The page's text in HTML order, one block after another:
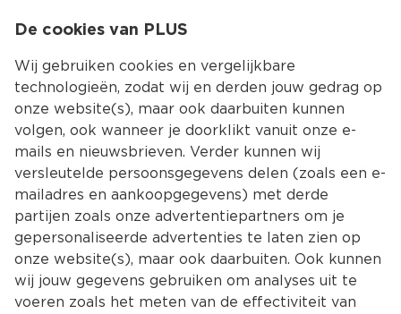
Kies jouw
Recepten zoeken
Filter Nieuwste
De cookies van PLUS
Wij gebruiken cookies en vergelijkbare
technologieën, zodat wij en derden jouw gedrag op
onze website(s), maar ook daarbuiten kunnen
volgen, ook wanneer je doorklikt vanuit onze e-
mails en nieuwsbrieven. Verder kunnen wij
versleutelde persoonsgegevens delen (zoals een e-
mailadres en aankoopgegevens) met derde
partijen zoals onze advertentiepartners om je
gepersonaliseerde advertenties te laten zien op
onze website(s), maar ook daarbuiten. Ook kunnen
wij jouw gegevens gebruiken om analyses uit te
voeren zoals het meten van de effectiviteit van